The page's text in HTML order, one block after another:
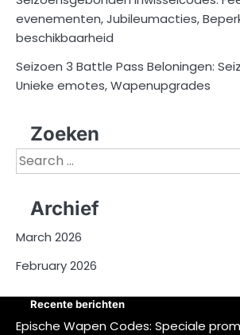
evenementen, Jubileumacties,
beschikbaarheid
Seizoen 3 Battle Pass Beloningen:
Unieke emotes, Wapenupgrades
Zoeken
Search
for:
Archief
March 2026
February 2026
Recente berichten
Epische Wapen Codes: Speciale